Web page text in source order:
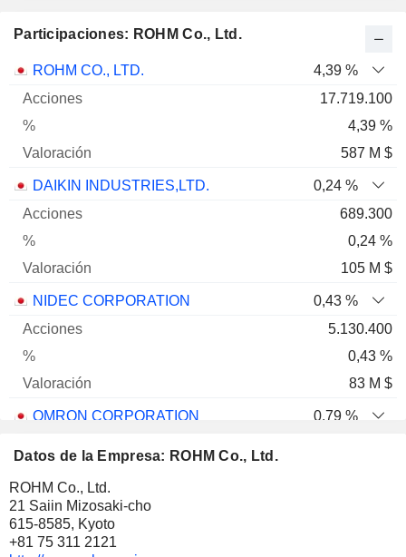
Participaciones: ROHM Co., Ltd.
Nombre Acciones
ROHM CO., LTD.
4,39 %
17.719.100
4,39 %
587 M $
DAIKIN INDUSTRIES,LTD.
0,24 %
689.300
0,24 %
105 M $
NIDEC CORPORATION
0,43 %
5.130.400
0,43 %
83 M $
OMRON CORPORATION
0,79 %
KYOCERA CORPORATION
Datos de la Empresa: ROHM Co., Ltd.
ROHM Co., Ltd.
21 Saiin Mizosaki-cho
615-8585, Kyoto
+81 75 311 2121